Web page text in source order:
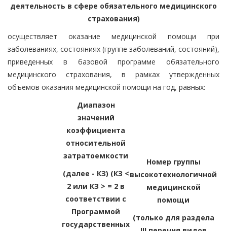
деятельность в сфере обязательного медицинского
страхования)
осуществляет оказание медицинской помощи при
заболеваниях, состояниях (группе заболеваний, состояний),
приведенных в базовой программе обязательного
медицинского страхования, в рамках утвержденных
объемов оказания медицинской помощи на год, равных:
Диапазон
значений
коэффициента
относительной
затратоемкости
(далее - КЗ) (КЗ <
2 или КЗ > = 2 в
соответствии с
Программой
государственных
Номер группы
высокотехнологичной
медицинской
помощи
(только для раздела